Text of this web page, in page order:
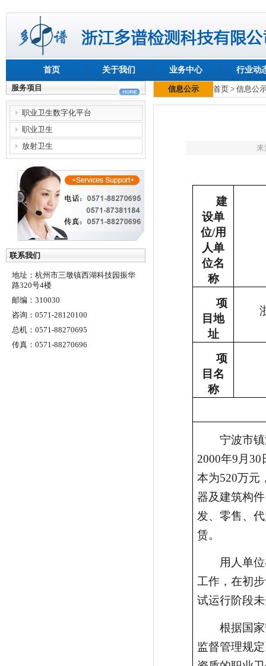
首页 关于我们 业务中心
行业动
服务项目
职业卫生数字化平台
职业卫生
放射卫生
联系我们
地址：杭州市三墩镇西湖科技园振华
路320号4楼
邮编：310030
咨询：0571-28120100
总机：0571-88270695
传真：0571-88270696
信息公示 首页 > 信息公
来
建
设单
位/用
人单
位名
称
项
目地
址
项
目名
称
宁波市
2000年9月
本为520万元
器及建筑构
发、零售、
赁。
用人单
工作，在初
试运行阶段
根据国
监督管理规